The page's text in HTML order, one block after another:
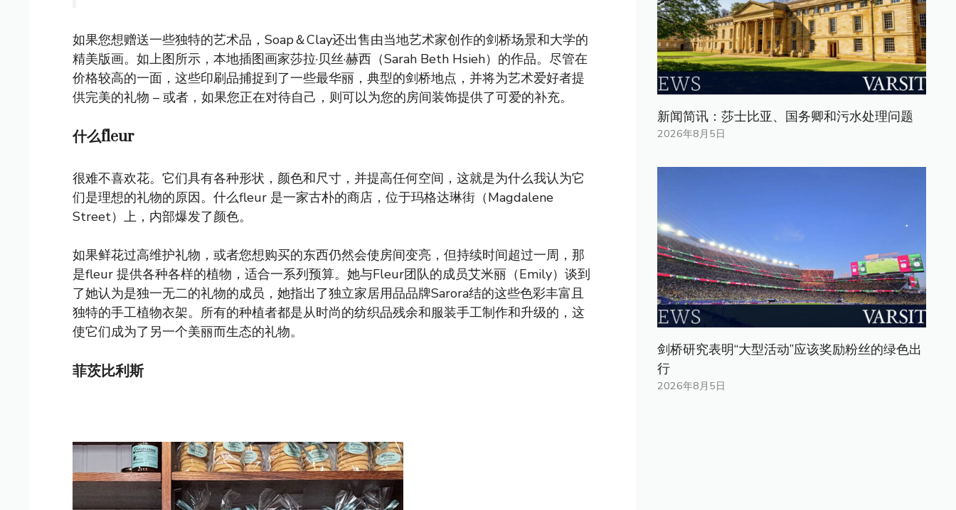
如果您想赠送一些独特的艺术品，Soap＆Clay还出售由当地艺术家创作的剑桥场景和大学的
精美版画。如上图所示，本地插图画家莎拉·贝丝·赫西（Sarah Beth Hsieh）的作品。尽管在
价格较高的一面，这些印刷品捕捉到了一些最华丽，典型的剑桥地点，并将为艺术爱好者提
供完美的礼物 – 或者，如果您正在对待自己，则可以为您的房间装饰提供了可爱的补充。
什么fleur
很难不喜欢花。它们具有各种形状，颜色和尺寸，并提高任何空间，这就是为什么我认为它
们是理想的礼物的原因。什么fleur 是一家古朴的商店，位于玛格达琳街（Magdalene
Street）上，内部爆发了颜色。
如果鲜花过高维护礼物，或者您想购买的东西仍然会使房间变亮，但持续时间超过一周，那
是fleur 提供各种各样的植物，适合一系列预算。她与Fleur团队的成员艾米丽（Emily）谈到
了她认为是独一无二的礼物的成员，她指出了独立家居用品品牌Sarora结的这些色彩丰富且
独特的手工植物衣架。所有的种植者都是从时尚的纺织品残余和服装手工制作和升级的，这
使它们成为了另一个美丽而生态的礼物。
菲茨比利斯
新闻简讯：莎士比亚、国务卿和污水处理问题
2026年8月5日
剑桥研究表明“大型活动”应该奖励粉丝的绿色出
行
2026年8月5日